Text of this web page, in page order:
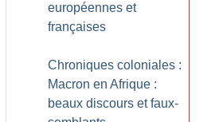
européennes et
françaises
Chroniques coloniales :
Macron en Afrique :
beaux discours et faux-